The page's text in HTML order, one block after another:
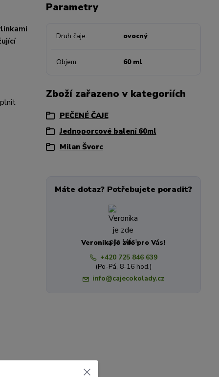
Parametry
Druh čaje ovocný
Objem 60 ml
Zboží zařazeno v kategoriích
PEČENÉ ČAJE
Jednoporcové balení 60ml
Milan Švorc
Máte dotaz? Potřebujete poradit?
Veronika je zde pro Vás!
+420 725 846 639
(Po-Pá, 8-16 hod.)
info@cajecokolady.cz